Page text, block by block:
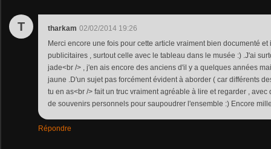
T tharkam 02/02/2014 19:26
Merci encore une fois pour cette article vraiment bien documenté
publicitaires , surtout celle avec le tableau dans le musée :) .J'ai
jade<br /> , j'en ais encore des anciens d'il y a quelques années
jaune .D'un sujet pas forcément évident à aborder ( car différents
tu en as<br /> fait un truc vraiment agréable à lire et regarder ,
de souvenirs personnels pour saupoudrer l'ensemble :) Encore
Répondre